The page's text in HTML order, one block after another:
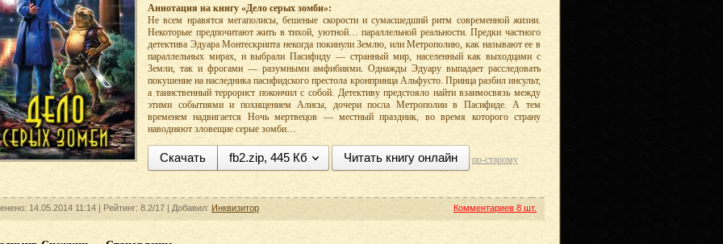
Аннотация на книгу «Дело серых зомби»:
Не всем нравятся мегаполисы, бешеные скорости и сумасшедший ритм современной жизни.
Некоторые предпочитают жить в тихой, уютной… параллельной реальности. Предки частного
детектива Эдуара Монтескрипта некогда покинули Землю, или Метрополию, как называют ее в
параллельных мирах, и выбрали Пасифиду — странный мир, населенный как выходцами с
Земли, так и фрогами — разумными амфибиями. Однажды Эдуару выпадает расследовать
покушение на наследника пасифидского престола кронпринца Альфусто. Принца разбил инсульт,
а таинственный террорист покончил с собой. Детективу предстояло найти взаимосвязь между
этими событиями и похищением Алисы, дочери посла Метрополии в Пасифиде. А тем
временем надвигается Ночь мертвецов — местный праздник, во время которого страну
наводняют зловещие серые зомби…
Скачать fb2.zip, 445 Кб Читать книгу онлайн по-старому
14.05.2014 11:14 | Рейтинг: 8.2/17 | Добавил: Инквизитор Комментариев 8 шт.